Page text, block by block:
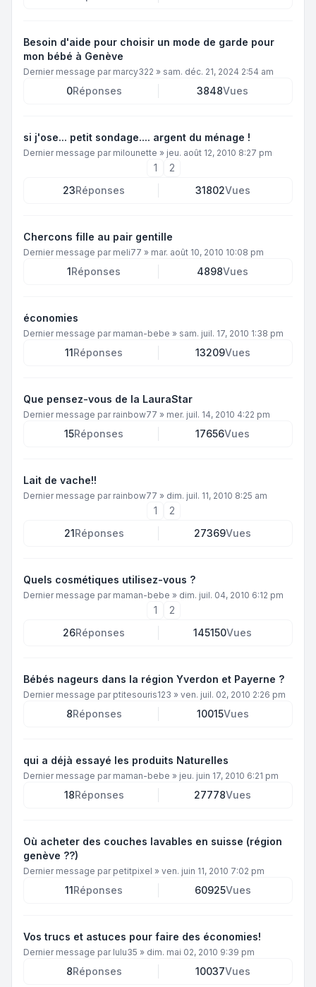
Besoin d'aide pour choisir un mode de garde pour
mon bébé à Genève
Dernier message par marcy322 » sam. déc. 21, 2024 2:54 am
0Réponses 3848Vues
si j'ose... petit sondage.... argent du ménage !
Dernier message par milounette » jeu. août 12, 2010 8:27 pm
1
2
23Réponses 31802Vues
Chercons fille au pair gentille
Dernier message par meli77 » mar. août 10, 2010 10:08 pm
1Réponses 4898Vues
économies
Dernier message par maman-bebe » sam. juil. 17, 2010 1:38 pm
11Réponses 13209Vues
Que pensez-vous de la LauraStar
Dernier message par rainbow77 » mer. juil. 14, 2010 4:22 pm
15Réponses 17656Vues
Lait de vache!!
Dernier message par rainbow77 » dim. juil. 11, 2010 8:25 am
1
2
21Réponses 27369Vues
Quels cosmétiques utilisez-vous ?
Dernier message par maman-bebe » dim. juil. 04, 2010 6:12 pm
1
2
26Réponses 145150Vues
Bébés nageurs dans la région Yverdon et Payerne ?
Dernier message par ptitesouris123 » ven. juil. 02, 2010 2:26 pm
8Réponses 10015Vues
qui a déjà essayé les produits Naturelles
Dernier message par maman-bebe » jeu. juin 17, 2010 6:21 pm
18Réponses 27778Vues
Où acheter des couches lavables en suisse (région
genève ??)
Dernier message par petitpixel » ven. juin 11, 2010 7:02 pm
11Réponses 60925Vues
Vos trucs et astuces pour faire des économies!
Dernier message par lulu35 » dim. mai 02, 2010 9:39 pm
8Réponses 10037Vues